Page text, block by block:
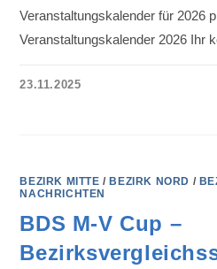
Veranstaltungskalender für 2026
Veranstaltungskalender 2026 Ihr
23.11.2025
BEZIRK MITTE / BEZIRK NORD /
NACHRICHTEN
BDS M-V Cup –